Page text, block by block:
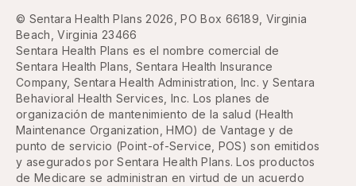
© Sentara Health Plans 2026, PO Box 66189, Virginia
Beach, Virginia 23466
Sentara Health Plans es el nombre comercial de
Sentara Health Plans, Sentara Health Insurance
Company, Sentara Health Administration, Inc. y Sentara
Behavioral Health Services, Inc. Los planes de
organización de mantenimiento de la salud (Health
Maintenance Organization, HMO) de Vantage y de
punto de servicio (Point-of-Service, POS) son emitidos
y asegurados por Sentara Health Plans. Los productos
de Medicare se administran en virtud de un acuerdo